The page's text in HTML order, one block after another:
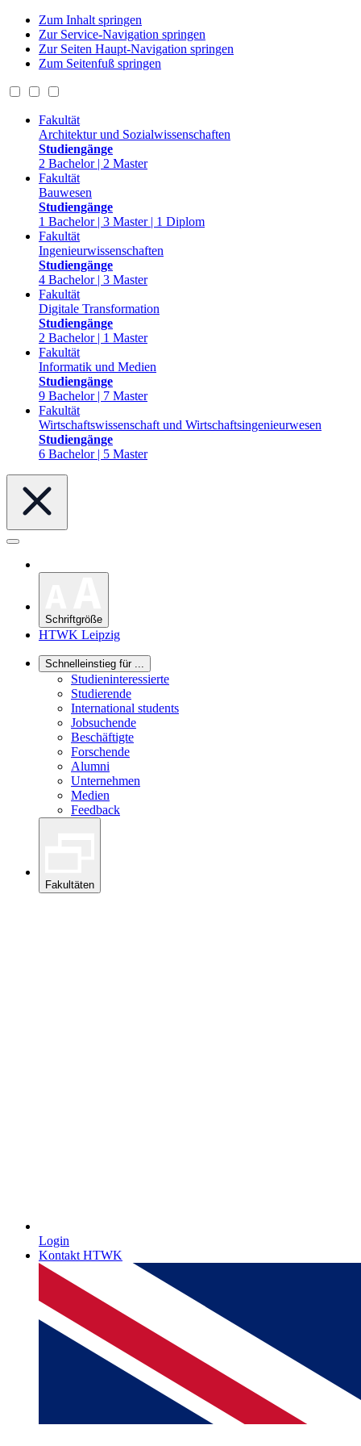
Zum Inhalt springen
Zur Service-Navigation springen
Zur Seiten Haupt-Navigation springen
Zum Seitenfuß springen
Fakultät
Architektur und Sozialwissenschaften
Studiengänge
2 Bachelor | 2 Master
Fakultät
Bauwesen
Studiengänge
1 Bachelor | 3 Master | 1 Diplom
Fakultät
Ingenieurwissenschaften
Studiengänge
4 Bachelor | 3 Master
Fakultät
Digitale Transformation
Studiengänge
2 Bachelor | 1 Master
Fakultät
Informatik und Medien
Studiengänge
9 Bachelor | 7 Master
Fakultät
Wirtschaftswissenschaft und Wirtschaftsingenieurwesen
Studiengänge
6 Bachelor | 5 Master
Schriftgröße
HTWK Leipzig
Schnelleinstieg für ...
Studieninteressierte
Studierende
International students
Jobsuchende
Beschäftigte
Forschende
Alumni
Unternehmen
Medien
Feedback
Fakultäten
Login
Kontakt HTWK